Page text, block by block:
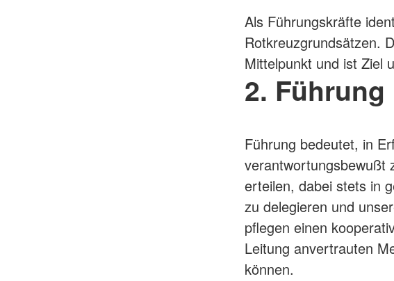
Als Führungskräfte
Rotkreuzgrundsätzen.
Mittelpunkt und ist Ziel
2. Führung
Führung bedeutet, in
verantwortungsbewußt
erteilen, dabei stets in
zu delegieren und
pflegen einen
Leitung anvertrauten
können.